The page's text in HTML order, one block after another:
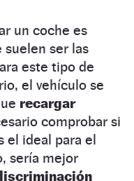
un coche es
suelen ser las
este tipo de
el vehículo se
recargar
comprobar si
el ideal para el
sería mejor